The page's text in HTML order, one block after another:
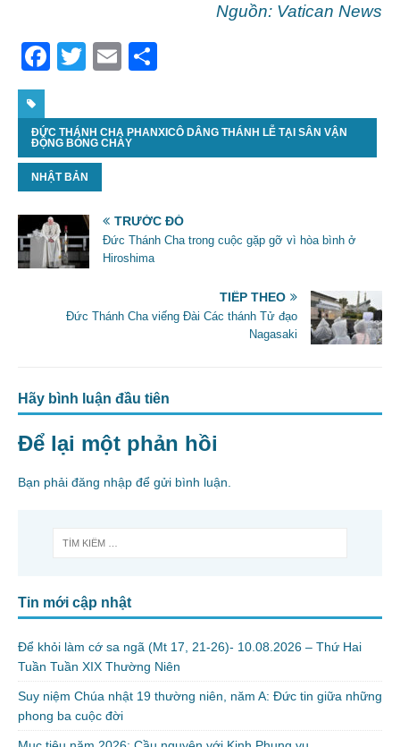
Nguồn: Vatican News
F
c
e
b
o
o
k
T
itt
er
E
ai
l
ar
e
ĐỨC THÁNH CHA PHANXICÔ DÂNG THÁNH LỄ TẠI SÂN VẬN
ĐỘNG BÓNG CHÀY
NHẬT BẢN
TRƯỚC ĐÓ
Đức Thánh Cha trong cuộc gặp gỡ vì hòa bình ở
Hiroshima
TIẾP THEO
Đức Thánh Cha viếng Đài Các thánh Tử đạo
Nagasaki
Hãy bình luận đầu tiên
Để lại một phản hồi
Bạn phải đăng nhập để gửi bình luận.
Tin mới cập nhật
Để khỏi làm cớ sa ngã (Mt 17, 21-26)- 10.08.2026 – Thứ Hai
Tuần Tuần XIX Thường Niên
Suy niệm Chúa nhật 19 thường niên, năm A: Đức tin giữa những
phong ba cuộc đời